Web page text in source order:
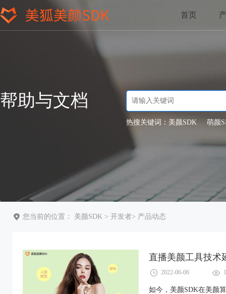
首页
帮助与文档
热搜关键词： 美颜SDK 萌颜
您当前的位置： 美颜SDK > 开发者> 产品动态
直播美颜工具技
2022-06-06
如今，美颜SDK在美颜